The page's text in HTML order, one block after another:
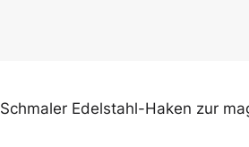
Schmaler Edelstahl-Haken zur